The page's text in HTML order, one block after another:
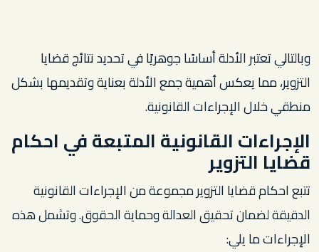
وبالتالي تعتبر الأدلة أساسًا جوهريًا في تحديد نتائج قضايا
التزوير، مما يعكس أهمية جمع الأدلة بعناية وتقديمها بشكل
منطقي خلال الإجراءات القانونية.
الإجراءات القانونية المتبعة في احكام
قضايا التزوير
تتبع احكام قضايا التزوير مجموعة من الإجراءات القانونية
الدقيقة لضمان تحقيق العدالة وحماية الحقوق. وتشمل هذه
الإجراءات ما يلي: